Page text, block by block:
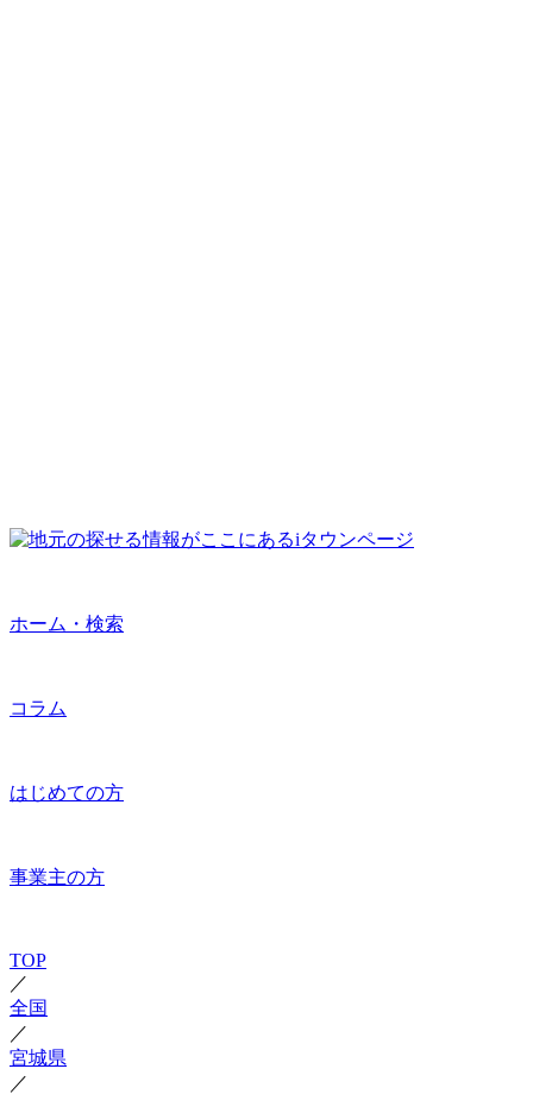
ホーム・検索
コラム
はじめての方
事業主の方
TOP
／
全国
／
宮城県
／